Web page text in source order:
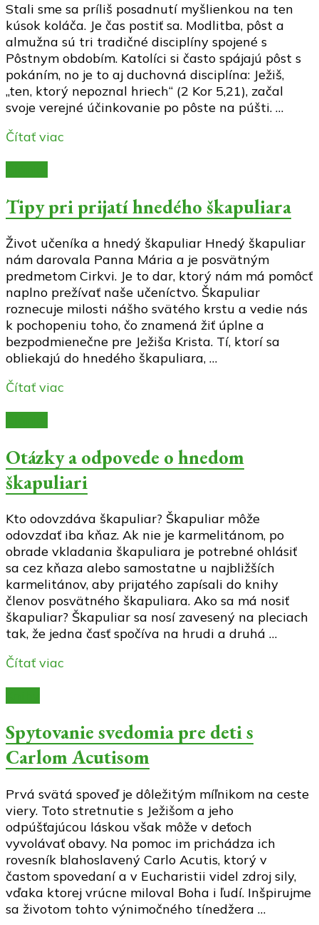
Stali sme sa príliš posadnutí myšlienkou na ten
kúsok koláča. Je čas postiť sa. Modlitba, pôst a
almužna sú tri tradičné disciplíny spojené s
Pôstnym obdobím. Katolíci si často spájajú pôst s
pokáním, no je to aj duchovná disciplína: Ježiš,
„ten, ktorý nepoznal hriech“ (2 Kor 5,21), začal
svoje verejné účinkovanie po pôste na púšti. …
Čítať viac
Tipy pri prijatí hnedého škapuliara
Život učeníka a hnedý škapuliar Hnedý škapuliar
nám darovala Panna Mária a je posvätným
predmetom Cirkvi. Je to dar, ktorý nám má pomôcť
naplno prežívať naše učeníctvo. Škapuliar
roznecuje milosti nášho svätého krstu a vedie nás
k pochopeniu toho, čo znamená žiť úplne a
bezpodmienečne pre Ježiša Krista. Tí, ktorí sa
obliekajú do hnedého škapuliara, …
Čítať viac
Otázky a odpovede o hnedom
škapuliari
Kto odovzdáva škapuliar? Škapuliar môže
odovzdať iba kňaz. Ak nie je karmelitánom, po
obrade vkladania škapuliara je potrebné ohlásiť
sa cez kňaza alebo samostatne u najbližších
karmelitánov, aby prijatého zapísali do knihy
členov posvätného škapuliara. Ako sa má nosiť
škapuliar? Škapuliar sa nosí zavesený na pleciach
tak, že jedna časť spočíva na hrudi a druhá …
Čítať viac
Spytovanie svedomia pre deti s
Carlom Acutisom
Prvá svätá spoveď je dôležitým míľnikom na ceste
viery. Toto stretnutie s Ježišom a jeho
odpúšťajúcou láskou však môže v deťoch
vyvolávať obavy. Na pomoc im prichádza ich
rovesník blahoslavený Carlo Acutis, ktorý v
častom spovedaní a v Eucharistii videl zdroj sily,
vďaka ktorej vrúcne miloval Boha i ľudí. Inšpirujme
sa životom tohto výnimočného tínedžera …